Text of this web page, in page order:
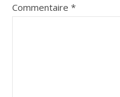
Commentaire *